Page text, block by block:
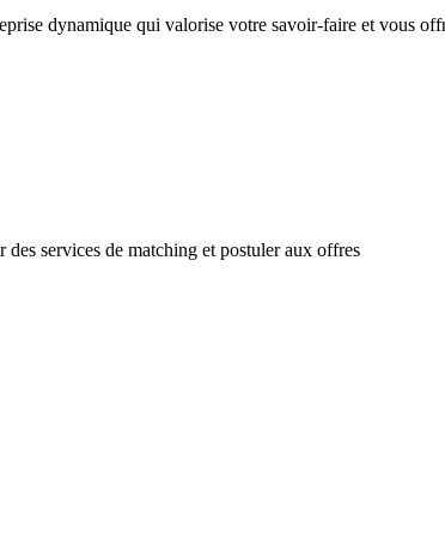
dynamique qui valorise votre savoir-faire et vous
services de matching et postuler aux offres